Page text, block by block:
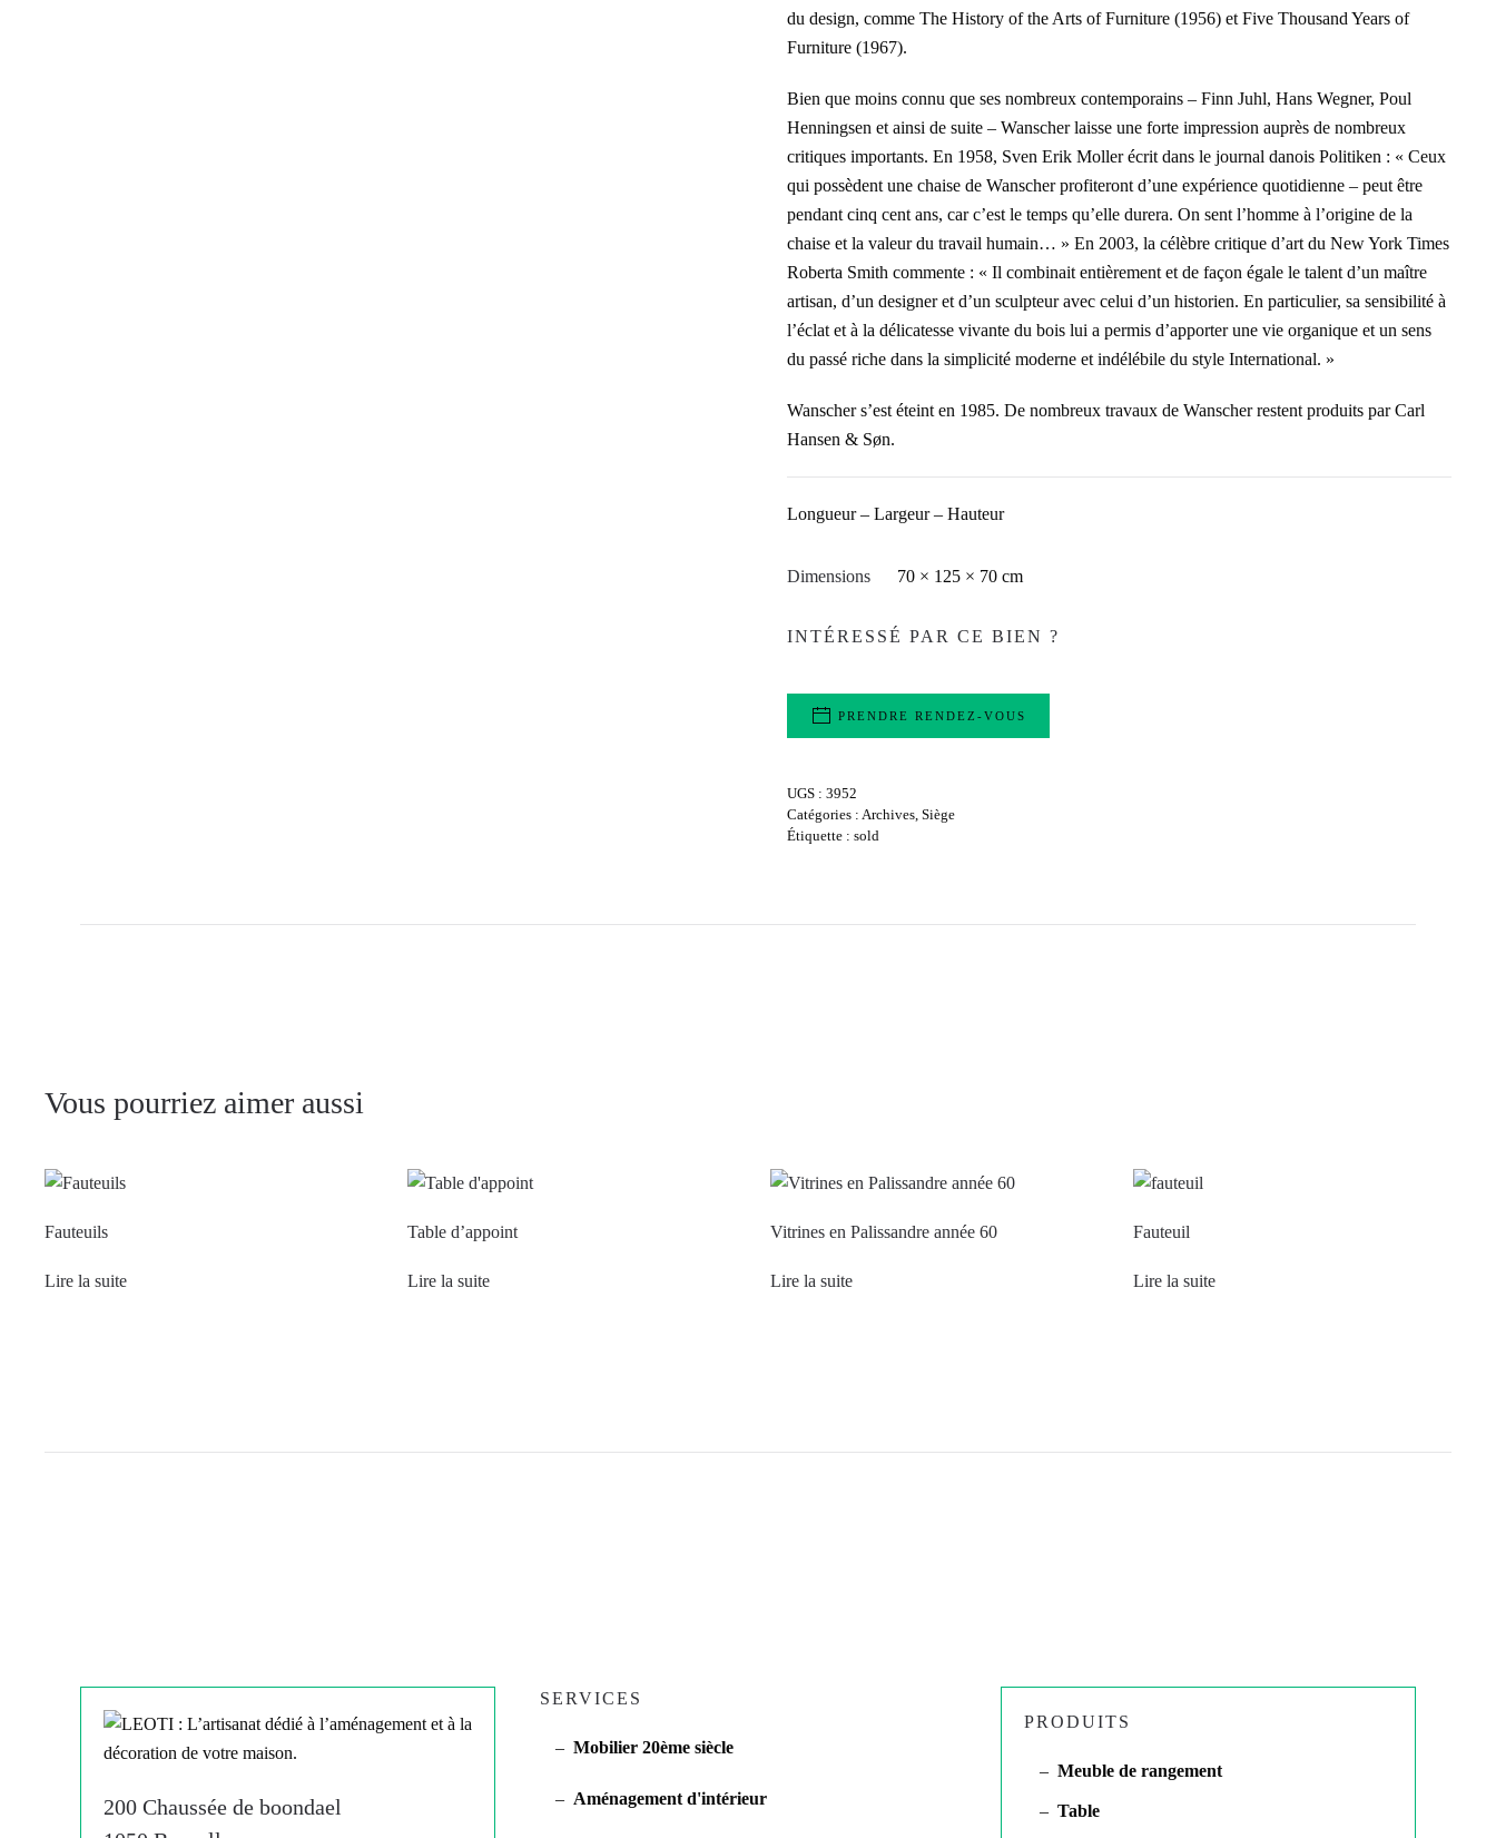
du design, comme The History of the Arts of Furniture (1956) et Five Thousand Years of
Furniture (1967).
Bien que moins connu que ses nombreux contemporains – Finn Juhl, Hans Wegner, Poul
Henningsen et ainsi de suite – Wanscher laisse une forte impression auprès de nombreux
critiques importants. En 1958, Sven Erik Moller écrit dans le journal danois Politiken : « Ceux
qui possèdent une chaise de Wanscher profiteront d’une expérience quotidienne – peut être
pendant cinq cent ans, car c’est le temps qu’elle durera. On sent l’homme à l’origine de la
chaise et la valeur du travail humain… » En 2003, la célèbre critique d’art du New York Times
Roberta Smith commente : « Il combinait entièrement et de façon égale le talent d’un maître
artisan, d’un designer et d’un sculpteur avec celui d’un historien. En particulier, sa sensibilité à
l’éclat et à la délicatesse vivante du bois lui a permis d’apporter une vie organique et un sens
du passé riche dans la simplicité moderne et indélébile du style International. »
Wanscher s’est éteint en 1985. De nombreux travaux de Wanscher restent produits par Carl
Hansen & Søn.
Longueur – Largeur – Hauteur
Dimensions 70 × 125 × 70 cm
INTÉRESSÉ PAR CE BIEN ?
PRENDRE RENDEZ-VOUS
UGS : 3952
Catégories : Archives, Siège
Étiquette : sold
Vous pourriez aimer aussi
Fauteuils
Lire la suite
Table d’appoint
Lire la suite
Vitrines en Palissandre année 60
Lire la suite
Fauteuil
Lire la suite
200 Chaussée de boondael
SERVICES
Mobilier 20ème siècle
Aménagement d'intérieur
PRODUITS
Meuble de rangement
Table